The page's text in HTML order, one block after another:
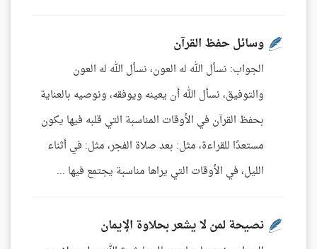
وسائل حفظ القرآن
الجواب: نسأل الله له العون، نسأل الله له العون
والتوفيق، نسأل الله أن يعينه ويوفقه، ونوصيه بالعناية
بحفظ القرآن في الأوقات المناسبة التي قلبه فيها يكون
مستعدًا للقراءة، مثل: بعد صلاة الفجر، مثل: في أثناء
الليل، في الأوقات التي يراها مناسبة يجتمع فيها ...
نصيحة لمن لا يشعر بحلاوة الإيمان